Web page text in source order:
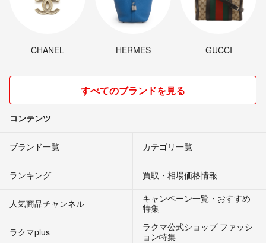
CHANEL HERMES GUCCI
すべてのブランドを見る
コンテンツ
ブランド一覧 カテゴリ一覧
ランキング 買取・相場価格情報
人気商品チャンネル
キャンペーン一覧・おすすめ
特集
ラクマplus
ラクマ公式ショップ ファッシ
ョン特集